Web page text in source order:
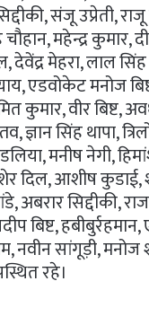
संजू उप्रेती,
महेन्द्र कुमार,
देवेंद्र मेहरा, लाल
एडवोकेट मनोज
कुमार, वीर बिष्ट,
ज्ञान सिंह थापा,
मनीष नेगी,
शेर दिल, आशीष
अबरार सिद्दीकी,
बिष्ट,
नवीन सांगूड़ी, मनोज
रहे।